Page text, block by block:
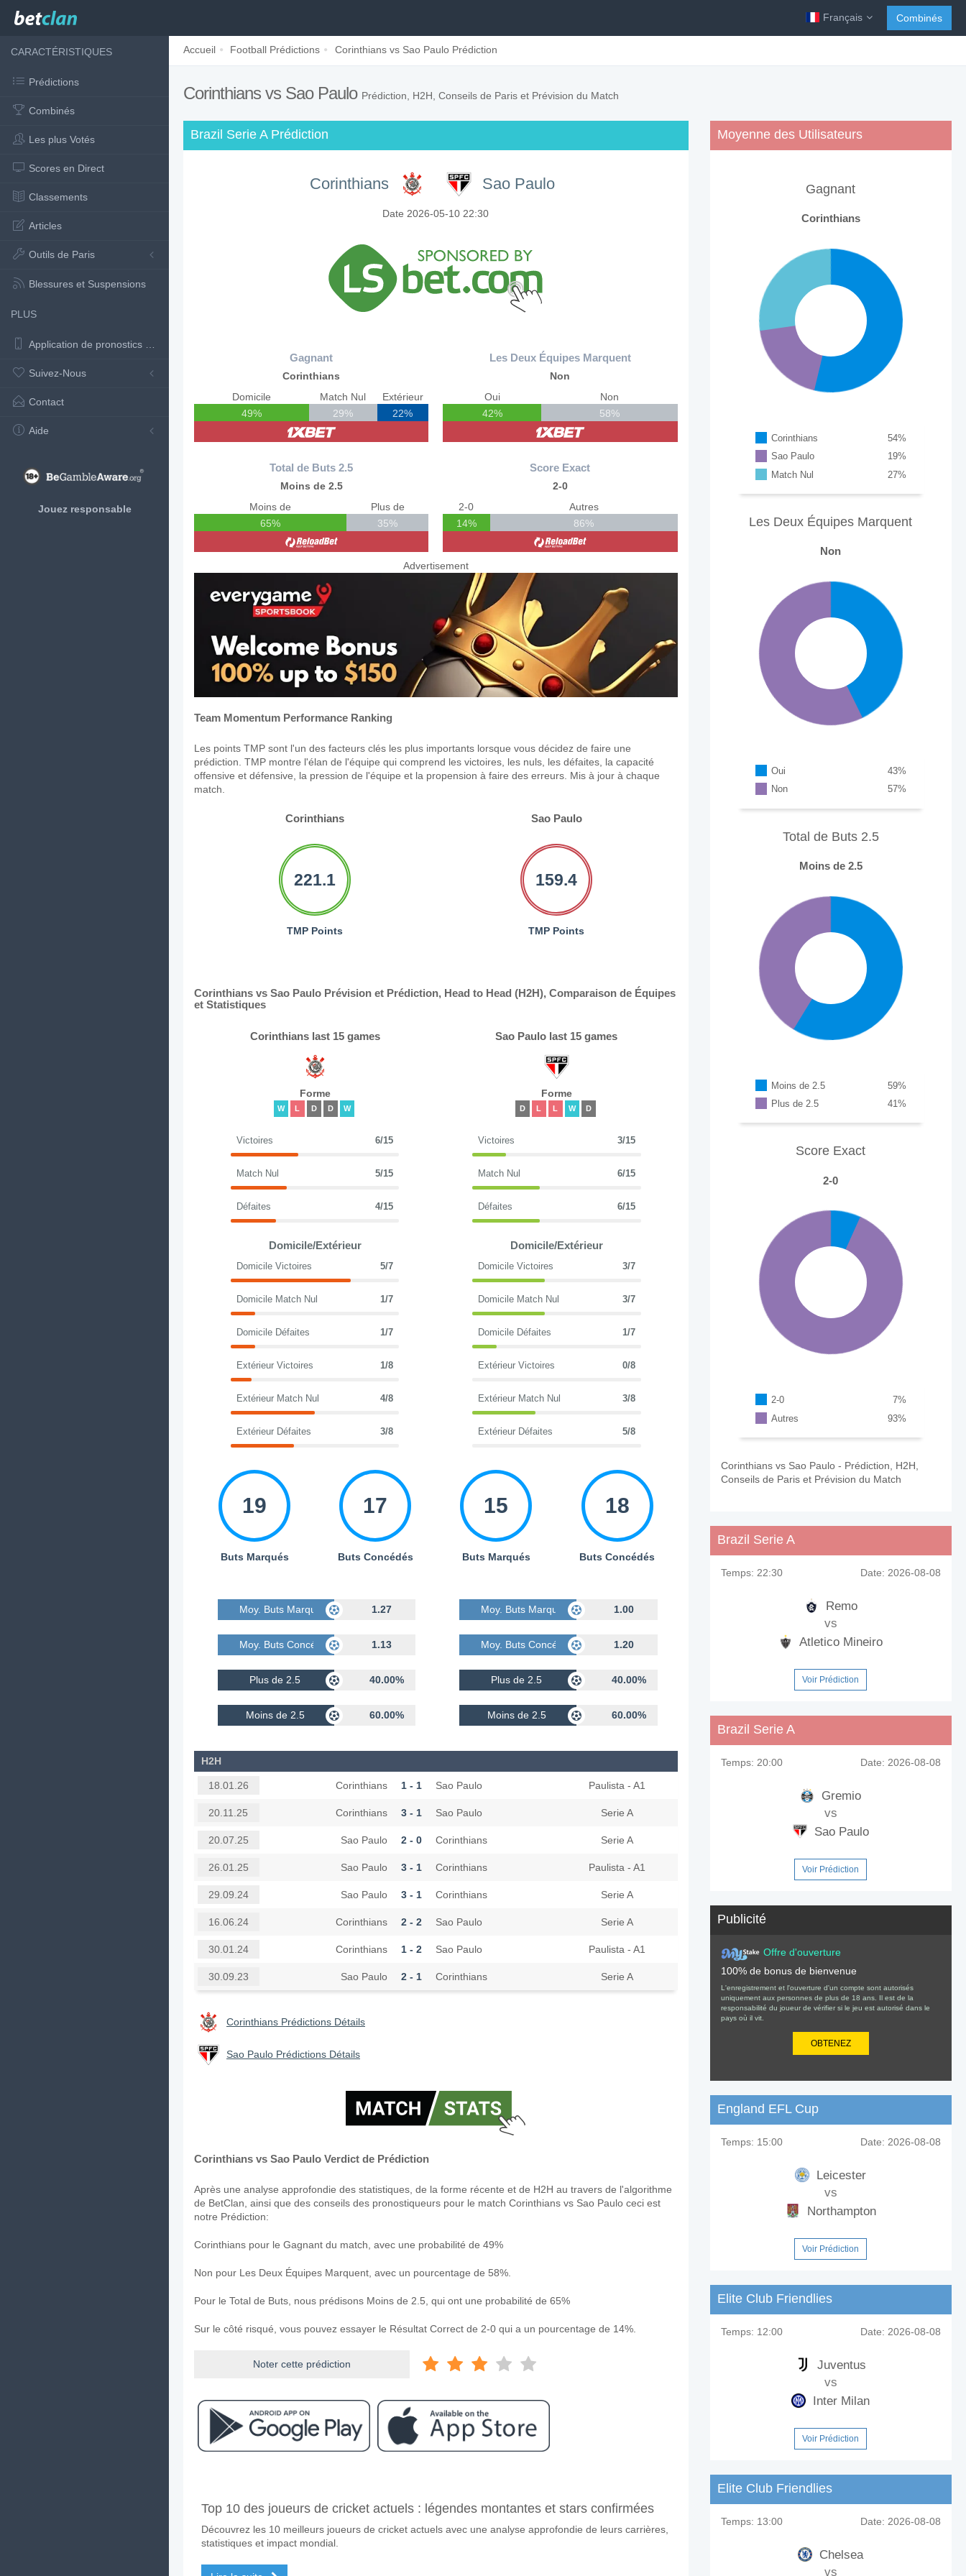
Français Combinés
CARACTÉRISTIQUES
Prédictions
Combinés
Les plus Votés
Scores en Direct
Classements
Articles
Outils de Paris
Blessures et Suspensions
PLUS
Application de pronostics de football
Suivez-Nous
Contact
Aide
Jouez responsable
Accueil Football Prédictions Corinthians vs Sao Paulo Prédiction
Corinthians vs Sao Paulo Prédiction, H2H, Conseils de Paris et Prévision du Match
Brazil Serie A Prédiction
Corinthians Sao Paulo
Date 2026-05-10 22:30
Gagnant
Corinthians
Domicile
49%
Match Nul
29%
Extérieur
22%
Total de Buts 2.5
Moins de 2.5
Moins de
65%
Plus de
35%
Les Deux Équipes Marquent
Non
Oui
42%
Non
58%
Score Exact
2-0
2-0
14%
Autres
86%
Advertisement
Team Momentum Performance Ranking
Les points TMP sont l'un des facteurs clés les plus importants lorsque vous décidez de faire une
prédiction. TMP montre l'élan de l'équipe qui comprend les victoires, les nuls, les défaites, la capacité
offensive et défensive, la pression de l'équipe et la propension à faire des erreurs. Mis à jour à chaque
match.
Corinthians Sao Paulo
221.1
TMP Points
159.4
TMP Points
Corinthians vs Sao Paulo Prévision et Prédiction, Head to Head (H2H), Comparaison de Équipes
et Statistiques
Corinthians last 15 games
Forme
W L D D W
Victoires 6/15
Match Nul 5/15
Défaites 4/15
Domicile/Extérieur
Domicile Victoires 5/7
Domicile Match Nul 1/7
Domicile Défaites 1/7
Extérieur Victoires 1/8
Extérieur Match Nul 4/8
Extérieur Défaites 3/8
19
Buts Marqués
17
Buts Concédés
Moy. Buts Marqués 1.27
Moy. Buts Concédés 1.13
Plus de 2.5 40.00%
Moins de 2.5 60.00%
Sao Paulo last 15 games
Forme
D L L W D
Victoires 3/15
Match Nul 6/15
Défaites 6/15
Domicile/Extérieur
Domicile Victoires 3/7
Domicile Match Nul 3/7
Domicile Défaites 1/7
Extérieur Victoires 0/8
Extérieur Match Nul 3/8
Extérieur Défaites 5/8
15
Buts Marqués
18
Buts Concédés
Moy. Buts Marqués 1.00
Moy. Buts Concédés 1.20
Plus de 2.5 40.00%
Moins de 2.5 60.00%
H2H
18.01.26 Corinthians 1 - 1 Sao Paulo Paulista - A1
20.11.25 Corinthians 3 - 1 Sao Paulo Serie A
20.07.25 Sao Paulo 2 - 0 Corinthians Serie A
26.01.25 Sao Paulo 3 - 1 Corinthians Paulista - A1
29.09.24 Sao Paulo 3 - 1 Corinthians Serie A
16.06.24 Corinthians 2 - 2 Sao Paulo Serie A
30.01.24 Corinthians 1 - 2 Sao Paulo Paulista - A1
30.09.23 Sao Paulo 2 - 1 Corinthians Serie A
Corinthians Prédictions Détails
Sao Paulo Prédictions Détails
Corinthians vs Sao Paulo Verdict de Prédiction
Après une analyse approfondie des statistiques, de la forme récente et de H2H au travers de l'algorithme
de BetClan, ainsi que des conseils des pronostiqueurs pour le match Corinthians vs Sao Paulo ceci est
notre Prédiction:
Corinthians pour le Gagnant du match, avec une probabilité de 49%
Non pour Les Deux Équipes Marquent, avec un pourcentage de 58%.
Pour le Total de Buts, nous prédisons Moins de 2.5, qui ont une probabilité de 65%
Sur le côté risqué, vous pouvez essayer le Résultat Correct de 2-0 qui a un pourcentage de 14%.
Noter cette prédiction
Le match entre Corinthians v Sao Paulo 10 May 2026 22:30.
Quelle est l'équipe favorite pour gagner entre Corinthians v Sao Paulo?
Top 10 des joueurs de cricket actuels : légendes montantes et stars confirmées
Découvrez les 10 meilleurs joueurs de cricket actuels avec une analyse approfondie de leurs carrières,
statistiques et impact mondial.
Moyenne des Utilisateurs
Gagnant
Corinthians
Corinthians %
54
Sao Paulo
%
19
Match Nul
%
27
Les Deux Équipes Marquent
Non
Oui %
43
Non
%
57
Total de Buts 2.5
Moins de 2.5
Moins de 2.5 %
59
Plus de 2.5
%
41
Score Exact
2-0
2-0 %
7
Autres
%
93
Corinthians vs Sao Paulo - Prédiction, H2H,
Conseils de Paris et Prévision du Match
Brazil Serie A
Temps: 22:30 Date: 2026-08-08
Remo
vs
Atletico Mineiro
Voir Prédiction
Brazil Serie A
Temps: 20:00 Date: 2026-08-08
Gremio
vs
Sao Paulo
Voir Prédiction
Publicité
Offre d'ouverture
100% de bonus de bienvenue
L'enregistrement et l'ouverture d'un compte sont autorisés
uniquement aux personnes de plus de 18 ans. Il est de la
responsabilité du joueur de vérifier si le jeu est autorisé dans le
pays où il vit.
OBTENEZ
England EFL Cup
Temps: 15:00 Date: 2026-08-08
Leicester
vs
Northampton
Voir Prédiction
Elite Club Friendlies
Temps: 12:00 Date: 2026-08-08
Juventus
vs
Inter Milan
Voir Prédiction
Elite Club Friendlies
Temps: 13:00 Date: 2026-08-08
Chelsea
vs